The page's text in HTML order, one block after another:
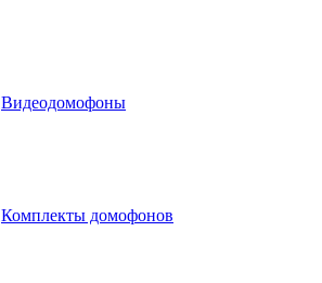
Видеодомофоны
Комплекты домофонов